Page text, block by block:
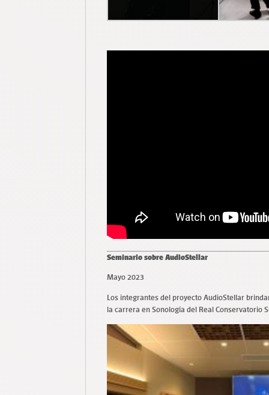
Seminario sobre AudioStellar
Mayo 2023
Los integrantes del proyecto AudioStellar
la carrera en Sonología del Real Conservatorio